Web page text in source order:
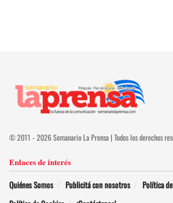
© 2011 - 2026 Semanario La Prensa | Todos los derechos
Enlaces de interés
Quiénes Somos Publicitá con nosotros
Política